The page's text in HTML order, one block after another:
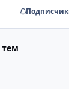
тем